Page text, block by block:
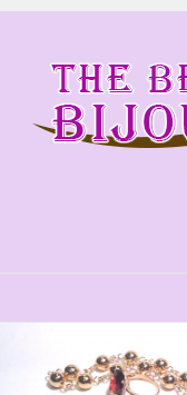
Aller
contenu